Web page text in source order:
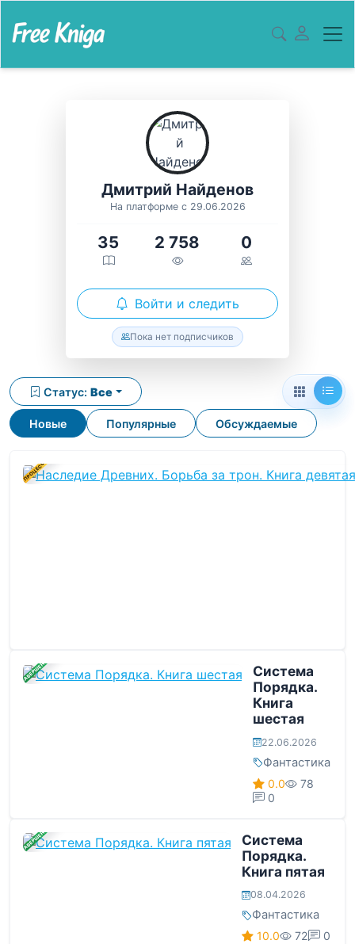
Дмитрий Найденов
На платформе с 29.06.2026
35 2 758 0
Войти и следить
Пока нет подписчиков
Новые Популярные Обсуждаемые
Статус: Все
В ПРОЦЕССЕ
ЗАВЕРШЕНА
Система
Порядка.
Книга
шестая
22.06.2026
Фантастика
0.0
78
0
ЗАВЕРШЕНА
Система
Порядка.
Книга пятая
08.04.2026
Фантастика
10.0 72 0